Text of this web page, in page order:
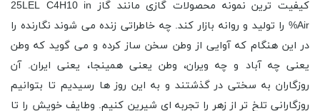
کیفیت ترین نمونه محصولات گازی مانند گاز 25LEL C4H10 in
Air% را تولید و روانه بازار کند. چه خاطراتی زنده می شوند نگارنده را
در این هنگام که آوایی از وطن سخن ساز کرده و می گوید که وطن
یعنی چه آباد و چه ویران، وطن یعنی همینجا، یعنی ایران. آن
روزگاران به سختی در گذشتند و به این روز ها رسیدیم تا بتوانیم
روزگارانی تلخ تر از زهر را تجربه ای شیرین کنیم. وطایف خویش را تا